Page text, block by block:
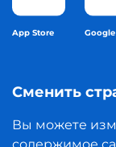
App Store
Сменить
Вы можете